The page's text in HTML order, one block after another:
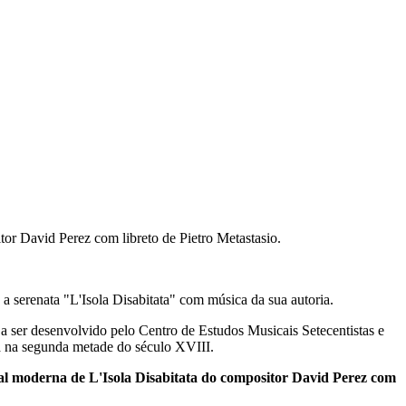
David Perez com libreto de Pietro Metastasio.
serenata "L'Isola Disabitata" com música da sua autoria.
ser desenvolvido pelo Centro de Estudos Musicais Setecentistas e
na segunda metade do século XVIII.
moderna de L'Isola Disabitata do compositor David Perez com